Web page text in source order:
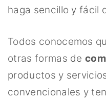
haga sencillo y fácil
Todos conocemos
otras formas de
productos y
convencionales y